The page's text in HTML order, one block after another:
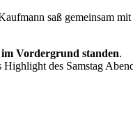
saß gemeinsam
Vordergrund standen.
des Samstag